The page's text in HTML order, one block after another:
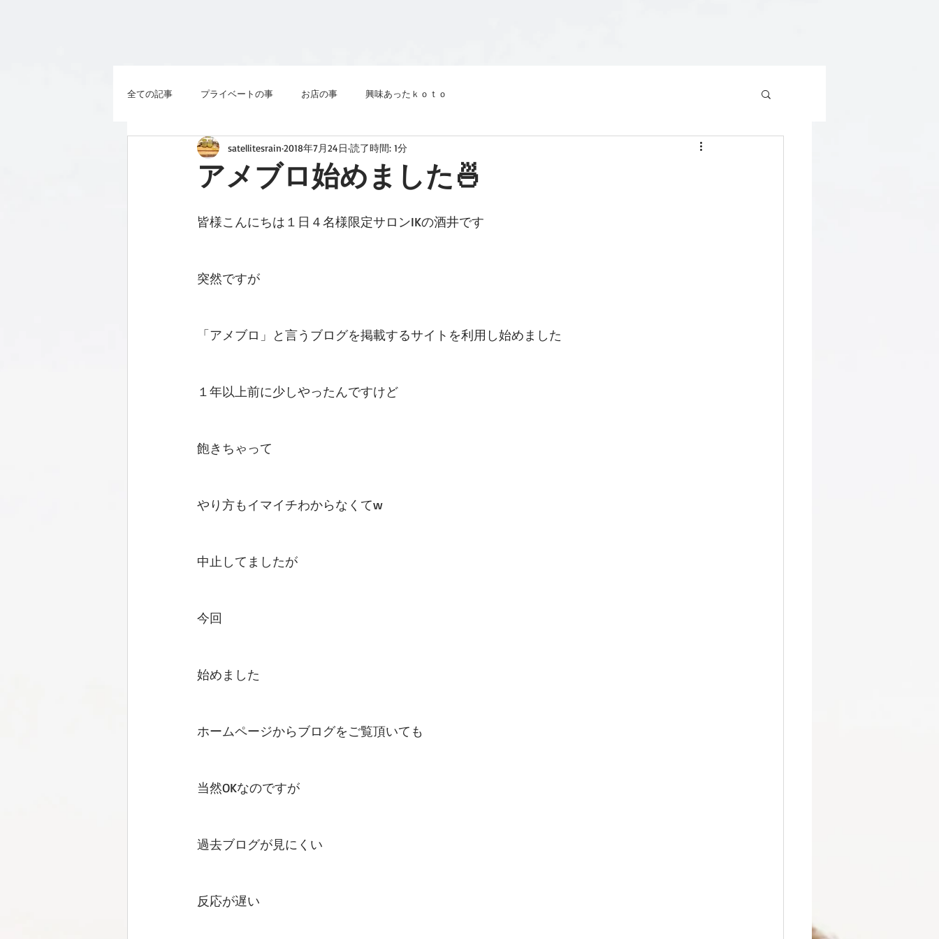
全ての記事 プライベートの事 お店の事 興味あったｋｏｔｏ
アメブロ始めました🍜
satellitesrain 2018年7月24日 読了時間: 1分
皆様こんにちは１日４名様限定サロンIKの酒井です
突然ですが
「アメブロ」と言うブログを掲載するサイトを利用し始めました
１年以上前に少しやったんですけど
飽きちゃって
やり方もイマイチわからなくてw
中止してましたが
今回
始めました
ホームページからブログをご覧頂いても
当然OKなのですが
過去ブログが見にくい
反応が遅い